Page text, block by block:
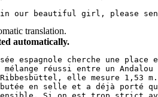
our beautiful girl, please send
translation.
automatically.
espagnole cherche une place
mélange réussi entre un
elle mesure 1,53
en selle et a déjà porté